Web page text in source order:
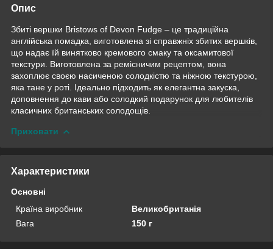
Опис
Збиті вершки Bristows of Devon Fudge – це традиційна
англійська помадка, виготовлена ​​зі справжніх збитих вершків,
що надає їй винятково кремового смаку та оксамитової
текстури. Виготовлена ​​за ремісничим рецептом, вона
захоплює своєю насиченою солодкістю та ніжною текстурою,
яка тане у роті. Ідеально підходить як елегантна закуска,
доповнення до кави або солодкий подарунок для любителів
класичних британських солодощів.
Приховати
Характеристики
Основні
Країна виробник
Великобританія
Вага
150 г